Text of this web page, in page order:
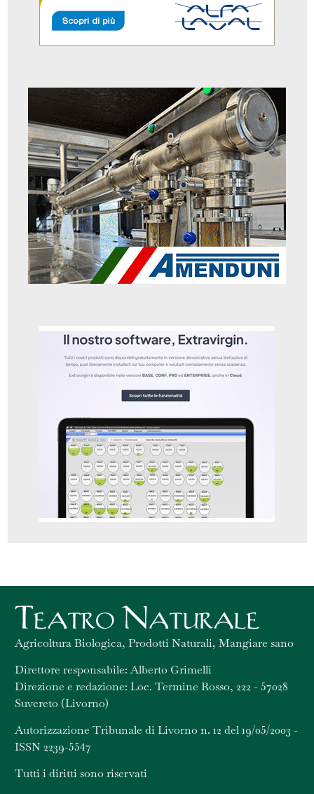
Agricoltura Biologica, Prodotti Naturali, Mangiare sano
Direttore responsabile: Alberto Grimelli
Direzione e redazione: Loc. Termine Rosso, 222 - 57028
Suvereto (Livorno)
Autorizzazione Tribunale di Livorno n. 12 del 19/05/2003 -
ISSN 2239-5547
Tutti i diritti sono riservati